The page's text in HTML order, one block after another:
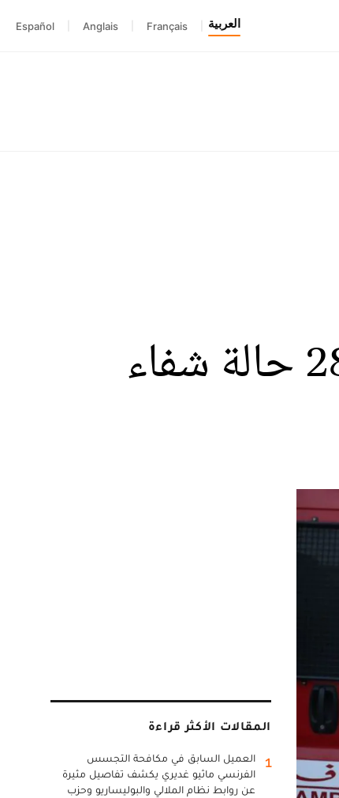
العربية Français
Anglais
Español
كورونا بالمغرب: 4151 إصابة جديدة و2847 حالة شفاء
المقالات الأكثر قراءة
1
العميل السابق في مكافحة التجسس
الفرنسي ماثيو غديري يكشف تفاصيل مثيرة
عن روابط نظام الملالي والبوليساريو وحزب